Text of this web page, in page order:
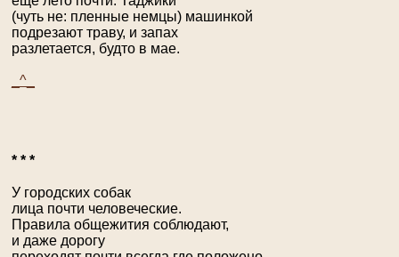
(чуть не: пленные немцы) машинкой
подрезают траву, и запах
разлетается, будто в мае.
_^_
* * *
У городских собак
лица почти человеческие.
Правила общежития соблюдают,
и даже дорогу